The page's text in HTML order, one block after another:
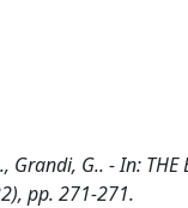
G.. - In: THE
pp. 271-271.